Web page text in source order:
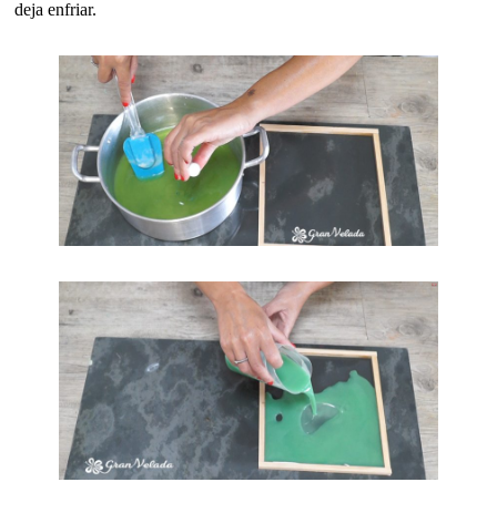
deja enfriar.